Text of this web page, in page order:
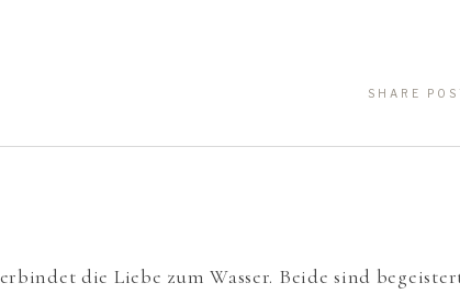
SHARE
die Liebe zum Wasser. Beide sind